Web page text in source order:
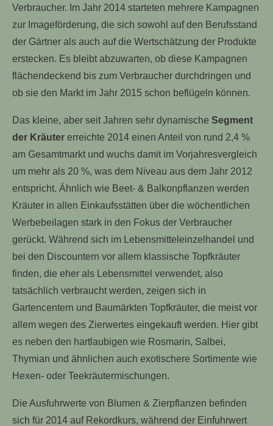
Verbraucher. Im Jahr 2014 starteten mehrere Kampagnen
zur Imageförderung, die sich sowohl auf den Berufsstand
der Gärtner als auch auf die Wertschätzung der Produkte
erstecken. Es bleibt abzuwarten, ob diese Kampagnen
flächendeckend bis zum Verbraucher durchdringen und
ob sie den Markt im Jahr 2015 schon beflügeln können.
Das kleine, aber seit Jahren sehr dynamische Segment
der Kräuter erreichte 2014 einen Anteil von rund 2,4 %
am Gesamtmarkt und wuchs damit im Vorjahresvergleich
um mehr als 20 %, was dem Niveau aus dem Jahr 2012
entspricht. Ähnlich wie Beet- & Balkonpflanzen werden
Kräuter in allen Einkaufsstätten über die wöchentlichen
Werbebeilagen stark in den Fokus der Verbraucher
gerückt. Während sich im Lebensmitteleinzelhandel und
bei den Discountern vor allem klassische Topfkräuter
finden, die eher als Lebensmittel verwendet, also
tatsächlich verbraucht werden, zeigen sich in
Gartencentern und Baumärkten Topfkräuter, die meist vor
allem wegen des Zierwertes eingekauft werden. Hier gibt
es neben den hartlaubigen wie Rosmarin, Salbei,
Thymian und ähnlichen auch exotischere Sortimente wie
Hexen- oder Teekräutermischungen.
Die Ausfuhrwerte von Blumen & Zierpflanzen befinden
sich für 2014 auf Rekordkurs, während der Einfuhrwert